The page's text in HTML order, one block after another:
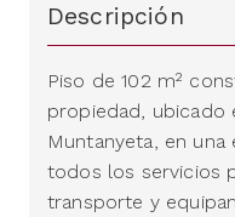
Descripción
Piso de 102 m²
propiedad, ubicado
Muntanyeta, en
todos los servicios
transporte y